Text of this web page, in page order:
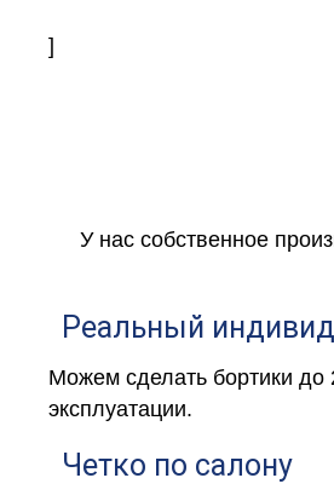
]
У нас собственное
Реальный
Можем сделать бортики до
эксплуатации.
Четко по салону